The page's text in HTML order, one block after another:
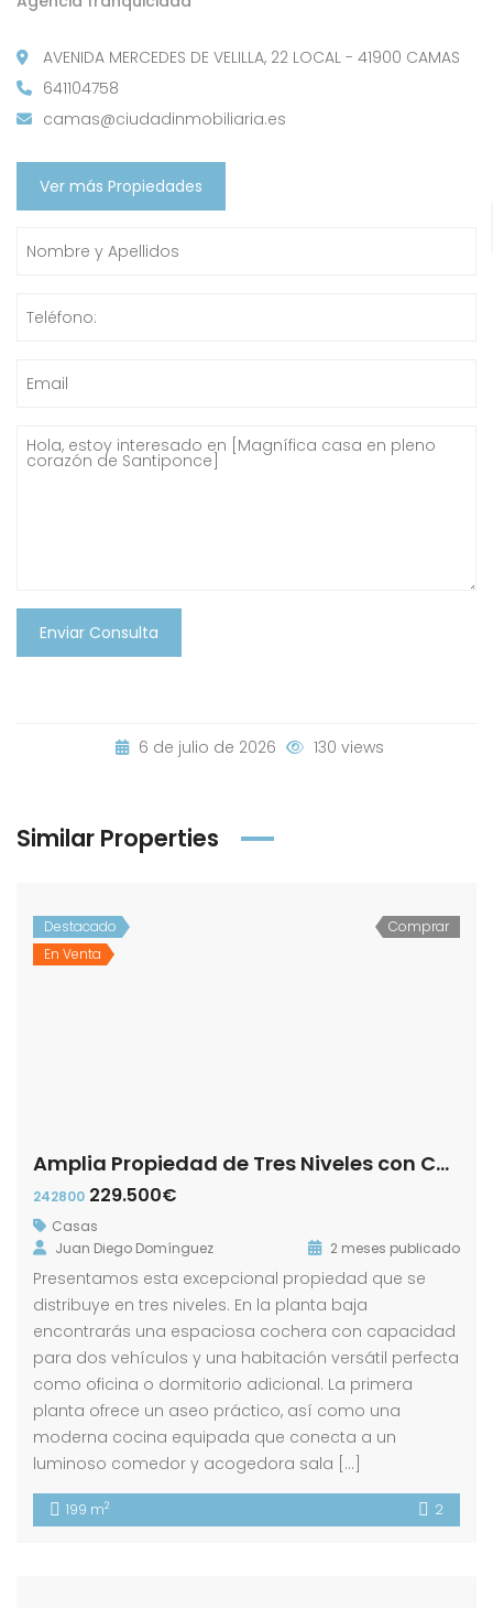
AVENIDA MERCEDES DE VELILLA, 22 LOCAL - 41900 CAMAS
641104758
camas@ciudadinmobiliaria.es
Ver más Propiedades
Enviar Consulta
6 de julio de 2026 130 views
Similar Properties
Destacado
En Venta
Comprar
Amplia Propiedad de Tres Niveles con Cochera y Patio en calle Luis Daoiz!
242800 229.500€
Casas
Juan Diego Domínguez
2 meses publicado
Presentamos esta excepcional propiedad que se
distribuye en tres niveles. En la planta baja
encontrarás una espaciosa cochera con capacidad
para dos vehículos y una habitación versátil perfecta
como oficina o dormitorio adicional. La primera
planta ofrece un aseo práctico, así como una
moderna cocina equipada que conecta a un
luminoso comedor y acogedora sala […]
199 m2 2